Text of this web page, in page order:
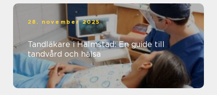
28. november 2025
Tandläkare i Halmstad: En guide till
tandvård och hälsa